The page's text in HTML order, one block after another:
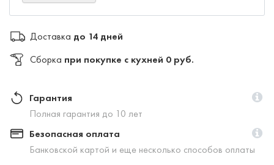
Доставка до 14 дней
Сборка при покупке с кухней 0 руб.
Гарантия
Полная гарантия до 10 лет
Безопасная оплата
Банковской картой и еще несколько способов оплаты